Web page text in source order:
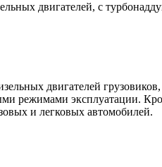
двигателей, с
двигателей
режимами эксплуатации.
и легковых автомобилей.